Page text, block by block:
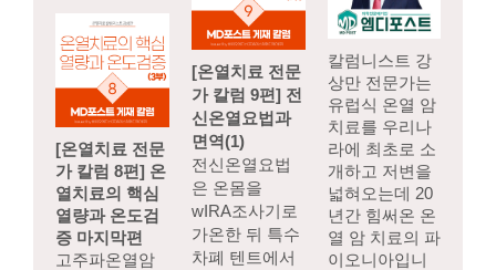
[온열치료 전문
가 칼럼 8편] 온
열치료의 핵심
열량과 온도검
증 마지막편
고주파온열암
[온열치료 전문
가 칼럼 9편] 전
신온열요법과
면역(1)
전신온열요법
은 온몸을
wIRA조사기로
가온한 뒤 특수
차폐 텐트에서
칼럼니스트 강
상만 전문가는
유럽식 온열 암
치료를 우리나
라에 최초로 소
개하고 저변을
넓혀오는데 20
년간 힘써온 온
열 암 치료의 파
이오니아입니